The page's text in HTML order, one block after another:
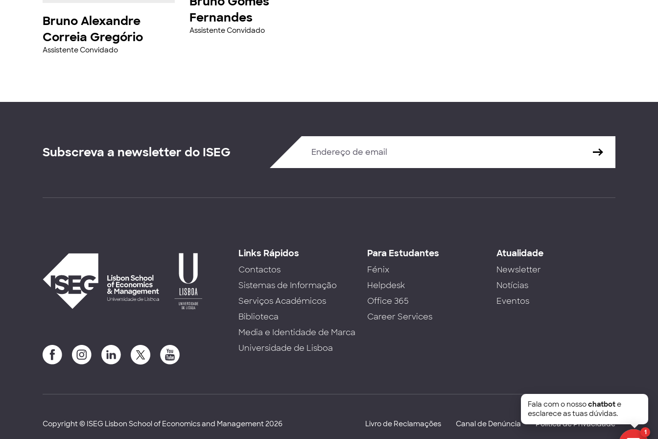
Bruno Alexandre
Correia Gregório
Assistente Convidado
Fernandes
Assistente Convidado
Subscreva a newsletter do ISEG
Links Rápidos
Contactos
Sistemas de Informação
Serviços Académicos
Biblioteca
Media e Identidade de Marca
Universidade de Lisboa
Para Estudantes
Fénix
Helpdesk
Office 365
Career Services
Atualidade
Newsletter
Notícias
Eventos
Copyright © ISEG Lisbon School of Economics and Management 2026 Livro de Reclamações Canal de Denúncia Política de Privacidade
1
Fala com o nossochatbote
esclarece as tuas dúvidas.